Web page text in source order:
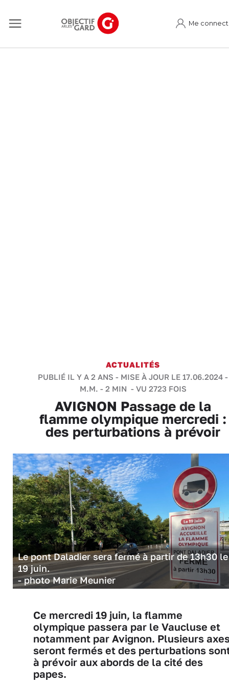
Me
ACTUALITÉS
PUBLIÉ IL Y A 2 ANS - MISE À JOUR LE 17.06.2024 -
M.M. - 2 MIN - VU 2723 FOIS
AVIGNON Passage de la
flamme olympique mercredi :
des perturbations à prévoir
Le pont Daladier sera fermé à partir de 13h30 le
19 juin.
- photo Marie Meunier
Ce mercredi 19 juin, la flamme
olympique passera par le Vaucluse et
notamment par Avignon. Plusieurs
seront fermés et des perturbations
à prévoir aux abords de la cité des
papes.